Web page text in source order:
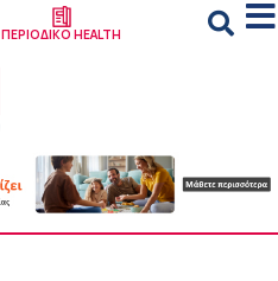
ΠΕΡΙΟΔΙΚΟ HEALTH